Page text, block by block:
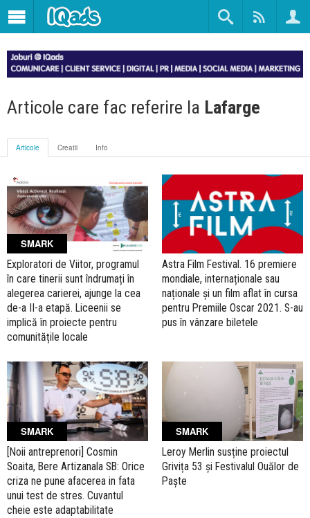
Articole care fac referire la Lafarge
Articole Creatii Info
SMARK
Exploratori de Viitor, programul
în care tinerii sunt îndrumați în
alegerea carierei, ajunge la cea
de-a II-a etapă. Liceenii se
implică în proiecte pentru
comunitățile locale
Astra Film Festival. 16 premiere
mondiale, internaționale sau
naționale și un film aflat în cursa
pentru Premiile Oscar 2021. S-au
pus în vânzare biletele
SMARK
[Noii antreprenori] Cosmin
Soaita, Bere Artizanala SB: Orice
criza ne pune afacerea in fata
unui test de stres. Cuvantul
cheie este adaptabilitate
SMARK
Leroy Merlin susține proiectul
Grivița 53 și Festivalul Ouălor de
Paște